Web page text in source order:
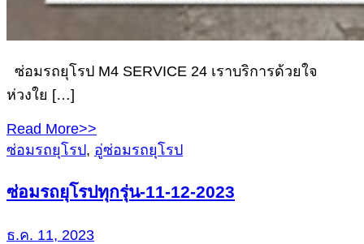
ซ่อมรถยุโรป M4 SERVICE 24 เราบริการด้วยใจ
ห่วงใย […]
Read More>>
ซ่อมรถยุโรป, อู่ซ่อมรถยุโรป
ซ่อมรถยุโรปทุกรุ่น-11-12-2023
ธ.ค. 11, 2023